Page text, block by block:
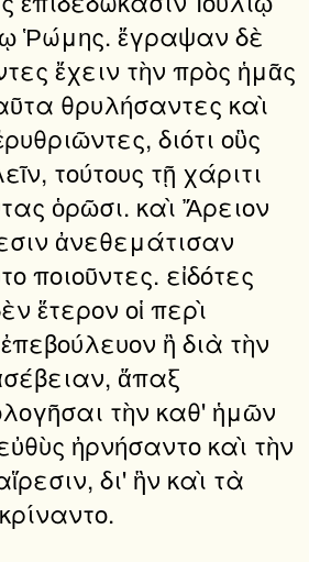
Ῥώμης. ἔγραψαν δὲ
ἔχειν τὴν πρὸς ἡμᾶς
θρυλήσαντες καὶ
διότι οὓς
τούτους τῇ χάριτι
ὁρῶσι. καὶ Ἄρειον
ἀνεθεμάτισαν
ποιοῦντες. εἰδότες
ἕτερον οἱ περὶ
ἢ διὰ τὴν
ἅπαξ
τὴν καθ' ἡμῶν
ἠρνήσαντο καὶ τὴν
δι' ἣν καὶ τὰ